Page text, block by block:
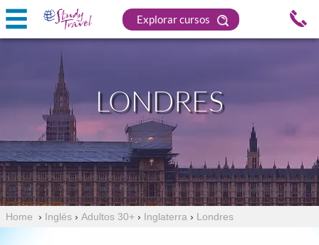
Explorar cursos
LONDRES
Home › Inglés › Adultos 30+ › Inglaterra › Londres